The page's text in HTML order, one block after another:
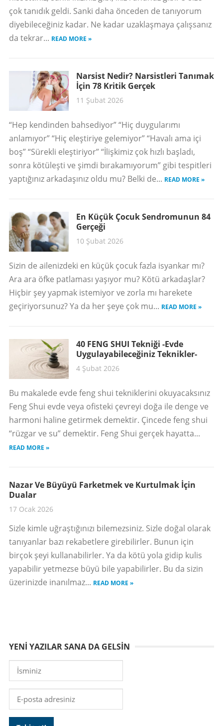
çok tanıdık geldi. Sanki daha önceden de tanıyorum
diyebileceğiniz kadar. Ne kadar uzaklaşmaya çalışsanız
da tekrar... READ MORE »
Narsist Nedir? Narsistleri Tanımak
İçin 78 Kritik Gerçek
11 Şubat 2026
“Hep kendinden bahsediyor” “Hiç duygularımı
anlamıyor” “Hiç eleştiriye gelemiyor” “Havalı ama içi
boş” “Sürekli eleştiriyor” “İlişkimiz çok hızlı başladı,
sonra kötüleşti ve şimdi bırakamıyorum” gibi tespitleri
yaptığınız arkadaşınız oldu mu? Belki de... READ MORE »
En Küçük Çocuk Sendromunun 84
Gerçeği
10 Şubat 2026
Sizin de ailenizdeki en küçük çocuk fazla isyankar mı?
Ara ara öfke patlaması yaşıyor mu? Kötü arkadaşlar?
Hiçbir şey yapmak istemiyor ve zorla mı harekete
geçiriyorsunuz? Ya da her şeye çok mu... READ MORE »
40 FENG SHUI Tekniği -Evde
Uygulayabileceğiniz Teknikler-
4 Şubat 2026
Bu makalede evde feng shui tekniklerini okuyacaksınız
Feng Shui evde veya ofisteki çevreyi doğa ile denge ve
harmoni haline getirmek demektir. Çincede feng shui
“rüzgar ve su” demektir. Feng Shui gerçek hayatta...
READ MORE »
Nazar Ve Büyüyü Farketmek ve Kurtulmak İçin
Dualar
17 Ocak 2026
Sizle kimle uğraştığınızı bilemezsiniz. Sizle doğal olarak
tanıyanlar bazı rekabetlere girebilirler. Bunun için
birçok şeyi kullanabilirler. Ya da kötü yola gidip kulis
yapabilir yetmezse büyü bile yapabilirler. Bu da sizin
üzerinizde inanılmaz... READ MORE »
YENI YAZILAR SANA DA GELSIN